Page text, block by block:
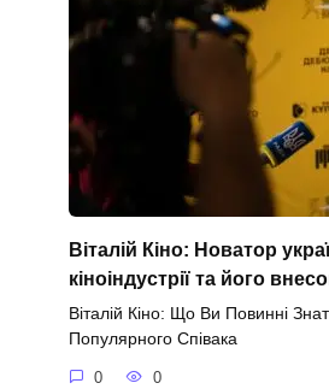
Віталій Кіно: Новатор
кіноіндустрії та його
Віталій Кіно: Що Ви Повинні
Популярного Співака
0 0